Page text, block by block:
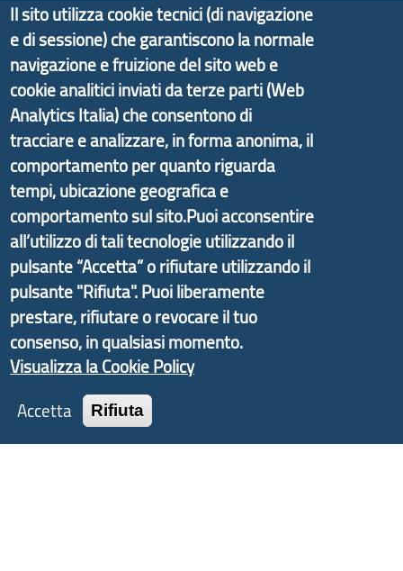
Il portale di marketing territoriale e sviluppo locale
di Genova Città Metropolitana si è sviluppato a
partire dal progetto nazionale Aree Interne
promosso dal Dipartimento per lo Sviluppo
Economico e finalizzato al rilancio socio-economico
delle valli dell’entroterra. In particolare fornisce
informazioni ed aggiornamenti sullaStrategia
d'Area Antola-Tigullio, in collaborazione con Regione
Liguria ed ANCI Liguria.
CF: 80007350103
Tecnologie e Accessibilità
Il sito utilizza cookie tecnici (di navigazione
e di sessione) che garantiscono la normale
navigazione e fruizione del sito web e
cookie analitici inviati da terze parti (Web
Analytics Italia) che consentono di
tracciare e analizzare, in forma anonima, il
comportamento per quanto riguarda
tempi, ubicazione geografica e
comportamento sul sito.Puoi acconsentire
all’utilizzo di tali tecnologie utilizzando il
pulsante “Accetta” o rifiutare utilizzando il
pulsante "Rifiuta". Puoi liberamente
prestare, rifiutare o revocare il tuo
consenso, in qualsiasi momento.
Visualizza la Cookie Policy
Accetta
Rifiuta